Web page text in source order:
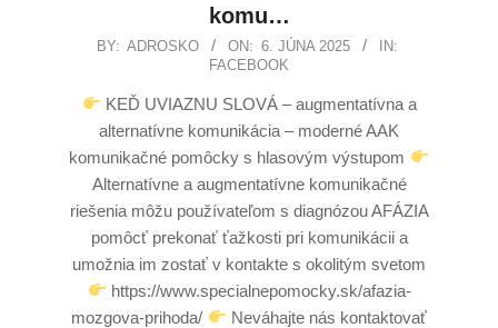
komu…
BY: ADROSKO ON: 6. JÚNA 2025
IN:
FACEBOOK
KEĎ UVIAZNU SLOVÁ – augmentatívna a
alternatívne komunikácia – moderné AAK
komunikačné pomôcky s hlasovým výstupom
Alternatívne a augmentatívne komunikačné
riešenia môžu používateľom s diagnózou AFÁZIA
pomôcť prekonať ťažkosti pri komunikácii a
umožnia im zostať v kontakte s okolitým svetom
https://www.specialnepomocky.sk/afazia-
mozgova-prihoda/
Neváhajte nás kontaktovať